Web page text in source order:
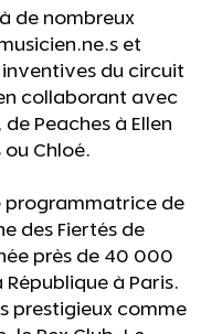
de nombreux
et
inventives du circuit
collaborant avec
Peaches à Ellen
ou Chloé.
programmatrice de
des Fiertés de
près de 40 000
à Paris.
prestigieux comme